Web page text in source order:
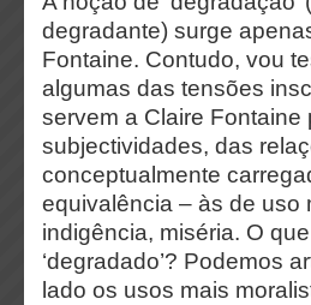
degradante) surge
Fontaine. Contudo, vou
algumas das tensões
servem a Claire Fontaine
subjectividades, das
conceptualmente
equivalência – às de uso
indigência, miséria. O
‘degradado’? Podemos
lado os usos mais